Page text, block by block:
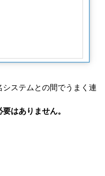
ステムとの間でうまく連
はありません。